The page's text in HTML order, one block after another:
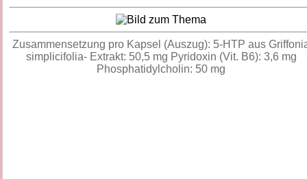
Zusammensetzung pro Kapsel (Auszug): 5-HTP aus
simplicifolia- Extrakt: 50,5 mg Pyridoxin (Vit. B6): 3,6 mg
Phosphatidylcholin: 50 mg